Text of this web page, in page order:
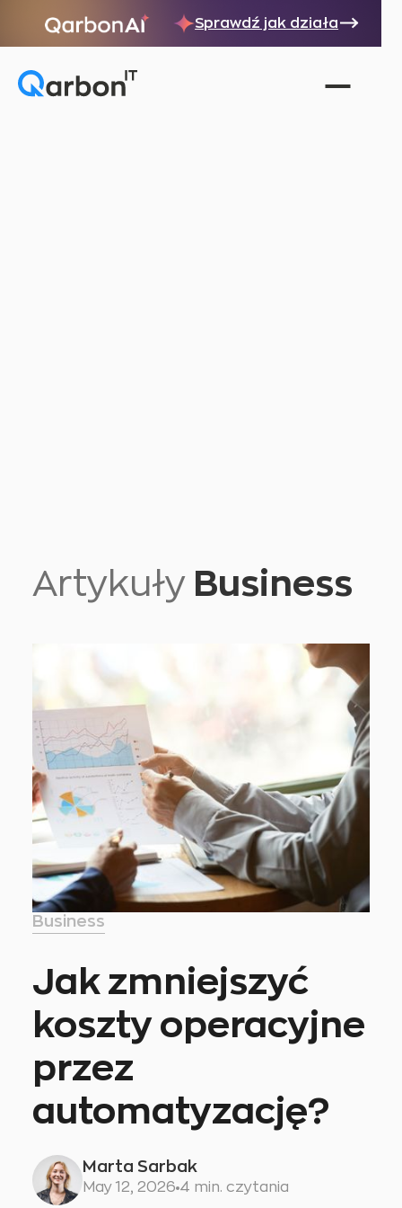
Sprawdź jak działa
Artykuły Business
Business
Jak zmniejszyć
koszty operacyjne
przez
automatyzację?
Marta Sarbak
May 12, 2026 4 min. czytania